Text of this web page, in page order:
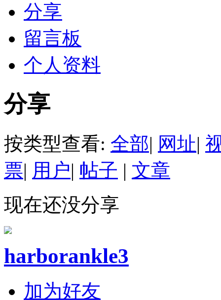
分享
留言板
个人资料
分享
按类型查看: 全部| 网址|
票| 用户| 帖子 | 文章
现在还没分享
harborankle3
加为好友